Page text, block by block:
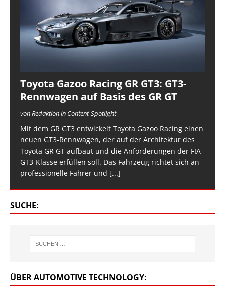
Toyota Gazoo Racing GR GT3: GT3-
Rennwagen auf Basis des GR GT
von Redaktion in Content-Spotlight
Mit dem GR GT3 entwickelt Toyota Gazoo Racing einen
neuen GT3-Rennwagen, der auf der Architektur des
Toyota GR GT aufbaut und die Anforderungen der FIA-
GT3-Klasse erfüllen soll. Das Fahrzeug richtet sich an
professionelle Fahrer und [...]
SUCHE:
ÜBER AUTOMOTIVE TECHNOLOGY: